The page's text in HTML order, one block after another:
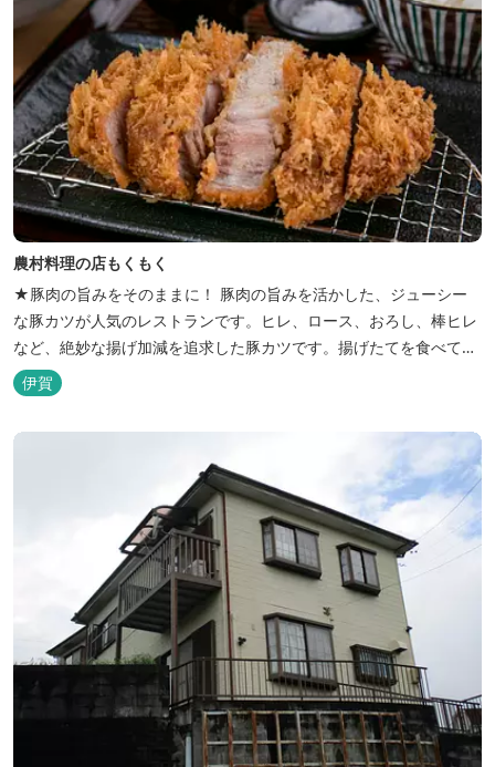
農村料理の店もくもく
★豚肉の旨みをそのままに！ 豚肉の旨みを活かした、ジューシー
な豚カツが人気のレストランです。ヒレ、ロース、おろし、棒ヒレ
など、絶妙な揚げ加減を追求した豚カツです。揚げたてを食べてい
ただくために、注文後じっくり揚げてお出ししています。 ★手作
りのお蕎麦をお楽しみいただけます！ お蕎麦は毎日お店で打ってつ
くっております。北海道や三重のそば粉を使用してつくる、喉ごし
伊賀